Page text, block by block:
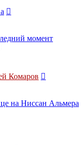
момент
Комаров
на Ниссан Альмера